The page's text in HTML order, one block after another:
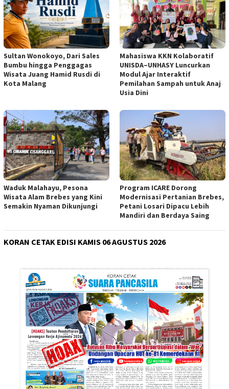
Sultan Wonokoyo, Dari Sales
Bumbu hingga Penggagas
Wisata Juang Hamid Rusdi di
Kota Malang
Mahasiswa KKN Kolaboratif
UNISDA–UNHASY Luncurkan
Modul Ajar Interaktif
Pemilahan Sampah untuk Anaj
Usia Dini
Waduk Malahayu, Pesona
Wisata Alam Brebes yang Kini
Semakin Nyaman Dikunjungi
Program ICARE Dorong
Modernisasi Pertanian Brebes,
Petani Losari Dipacu Lebih
Mandiri dan Berdaya Saing
KORAN CETAK EDISI KAMIS 06 AGUSTUS 2026